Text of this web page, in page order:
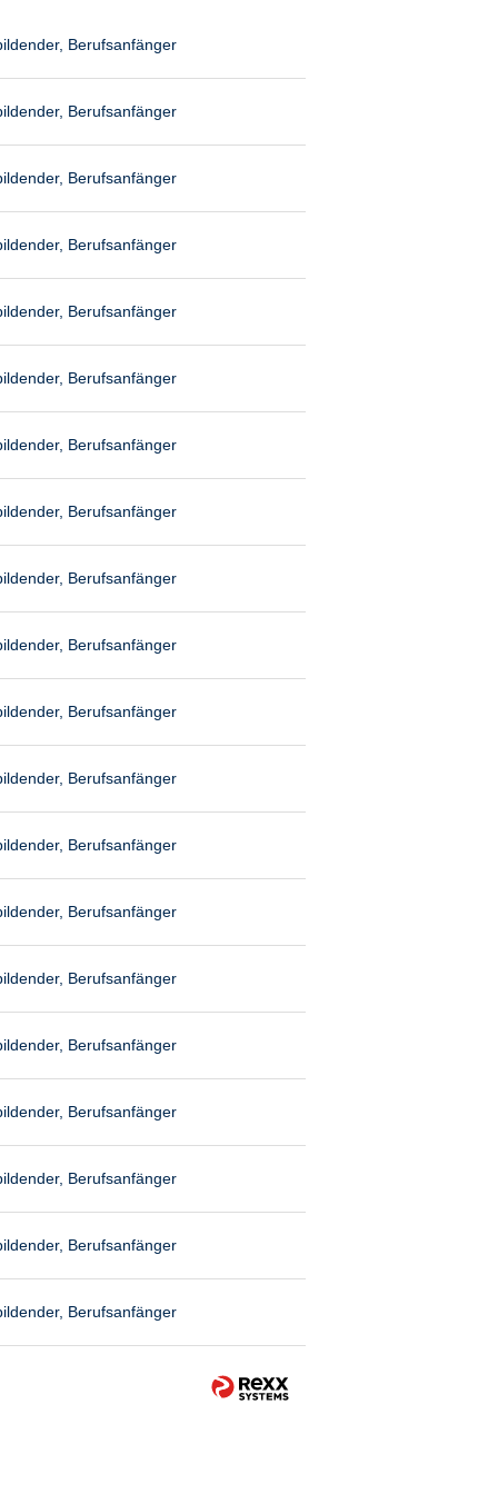
Berufsanfänger
Berufsanfänger
Berufsanfänger
Berufsanfänger
Berufsanfänger
Berufsanfänger
Berufsanfänger
Berufsanfänger
Berufsanfänger
Berufsanfänger
Berufsanfänger
Berufsanfänger
Berufsanfänger
Berufsanfänger
Berufsanfänger
Berufsanfänger
Berufsanfänger
Berufsanfänger
Berufsanfänger
Berufsanfänger